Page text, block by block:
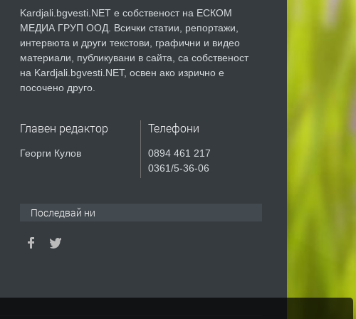
Kardjali.bgvesti.NET е собственост на ЕСКОМ
МЕДИА ГРУП ООД. Всички статии, репортажи,
интервюта и други текстови, графични и видео
материали, публикувани в сайта, са собственост
на Kardjali.bgvesti.NET, освен ако изрично е
посочено друго.
Главен редактор
Георги Кулов
Телефони
0894 461 217
0361/5-36-06
Последвай ни